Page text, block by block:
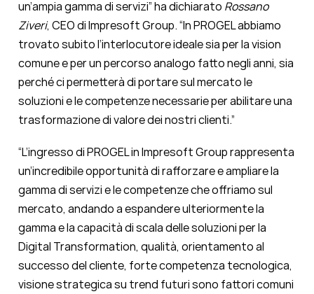
un’ampia gamma di servizi” ha dichiarato Rossano
Ziveri, CEO di Impresoft Group. “In PROGEL abbiamo
trovato subito l’interlocutore ideale sia per la vision
comune e per un percorso analogo fatto negli anni, sia
perché ci permetterà di portare sul mercato le
soluzioni e le competenze necessarie per abilitare una
trasformazione di valore dei nostri clienti.”
“L’ingresso di PROGEL in Impresoft Group rappresenta
un’incredibile opportunità di rafforzare e ampliare la
gamma di servizi e le competenze che offriamo sul
mercato, andando a espandere ulteriormente la
gamma e la capacità di scala delle soluzioni per la
Digital Transformation, qualità, orientamento al
successo del cliente, forte competenza tecnologica,
visione strategica su trend futuri sono fattori comuni